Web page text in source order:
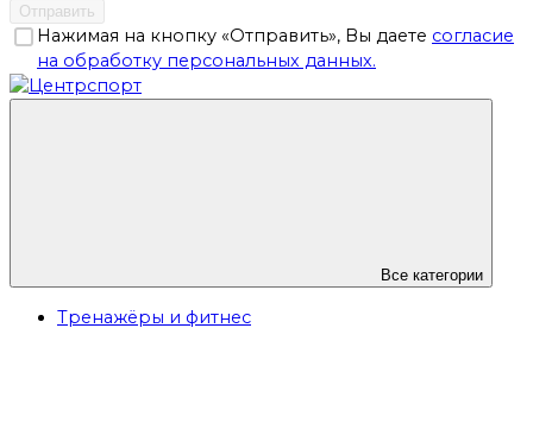
Отправить
Нажимая на кнопку «Отправить», Вы даете согласие
на обработку персональных данных.
Все категории
Тренажёры и фитнес